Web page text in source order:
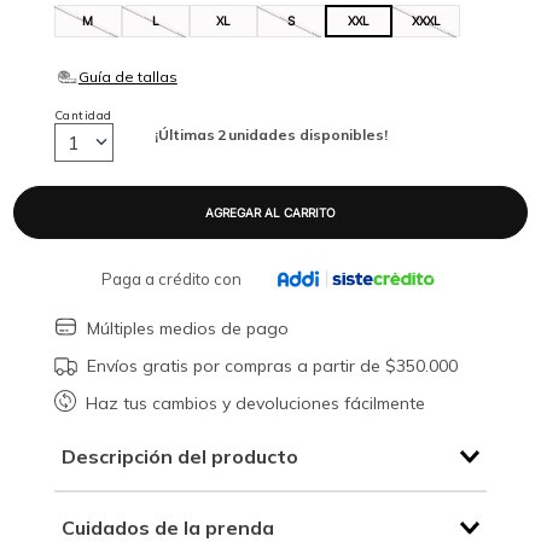
M L XL S XXL XXXL
¡Últimas 2 unidades disponibles!
Cantidad
1
Paga a crédito con
Múltiples medios de pago
Envíos gratis por compras a partir de $350.000
Haz tus cambios y devoluciones fácilmente
Descripción del producto
Cuidados de la prenda